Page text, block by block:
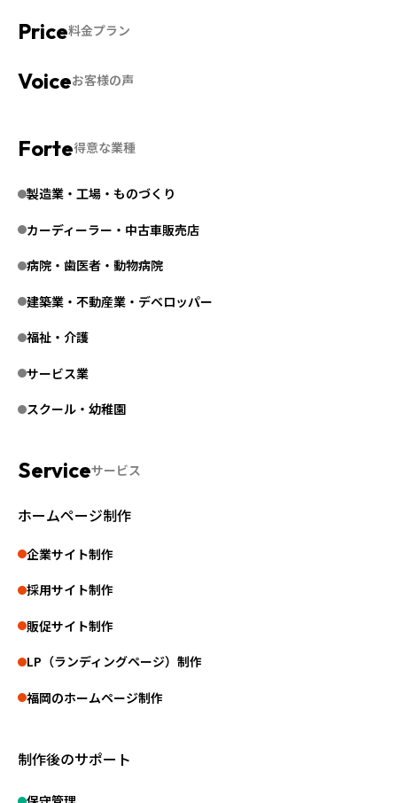
料金プラン
お客様の声
得意な業種
製造業・工場・ものづくり
カーディーラー・中古車販売店
病院・歯医者・動物病院
建築業・不動産業・デベロッパー
福祉・介護
サービス業
スクール・幼稚園
サービス
ホームページ制作
企業サイト制作
採用サイト制作
販促サイト制作
LP（ランディングページ）制作
福岡のホームページ制作
制作後のサポート